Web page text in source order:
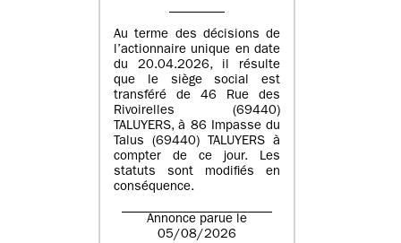
Au terme des décisions de
l’actionnaire unique en date
du 20.04.2026, il résulte
que le siège social est
transféré de 46 Rue des
Rivoirelles (69440)
TALUYERS, à 86 Impasse du
Talus (69440) TALUYERS à
compter de ce jour. Les
statuts sont modifiés en
conséquence.
Annonce parue le
05/08/2026